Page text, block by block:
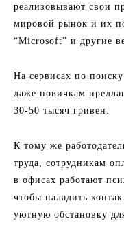
реализовывают свои
мировой рынок и их
“Microsoft” и другие
На сервисах по
даже новичкам
30-50 тысяч гривен.
К тому же
труда, сотрудникам
в офисах работают
чтобы наладить
уютную обстановку